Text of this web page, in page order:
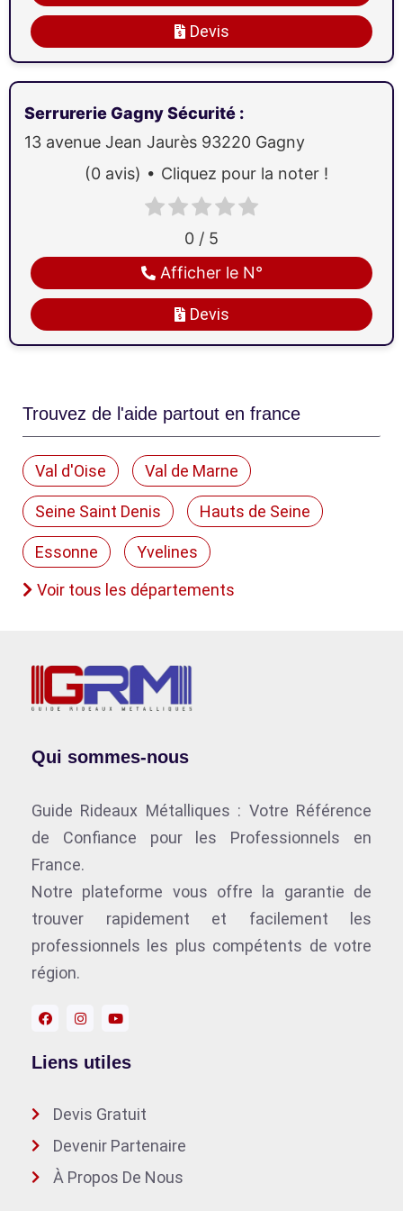
Devis
Serrurerie Gagny Sécurité :
13 avenue Jean Jaurès 93220 Gagny
Devis
Afficher le N°
0 / 5
(0 avis) Cliquez pour la noter !
Trouvez de l'aide partout en france
Val d'Oise Val de Marne
Seine Saint Denis Hauts de Seine
Essonne
Yvelines
Voir tous les départements
Qui sommes-nous
Guide Rideaux Métalliques : Votre Référence
de Confiance pour les Professionnels en
France.
Notre plateforme vous offre la garantie de
trouver rapidement et facilement les
professionnels les plus compétents de votre
région.
Liens utiles
Devis Gratuit
Devenir Partenaire
À Propos De Nous